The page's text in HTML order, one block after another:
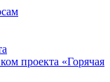
проекта «Горячая